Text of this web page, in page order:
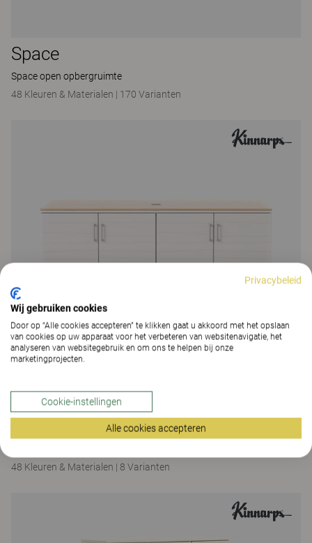
Space
Space open opbergruimte
48 Kleuren & Materialen | 170 Varianten
48 Kleuren & Materialen | 8 Varianten
Privacybeleid
Wij gebruiken cookies
Door op “Alle cookies accepteren” te klikken gaat u akkoord met het opslaan
van cookies op uw apparaat voor het verbeteren van websitenavigatie, het
analyseren van websitegebruik en om ons te helpen bij onze
marketingprojecten.
Cookie-instellingen
Alle cookies accepteren